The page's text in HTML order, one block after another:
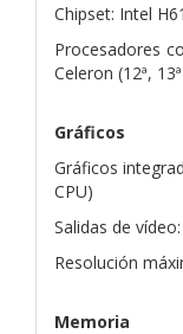
Chipset: Intel
Procesadores
Celeron (12ª,
Gráficos
Gráficos
CPU)
Salidas de
Resolución
Memoria